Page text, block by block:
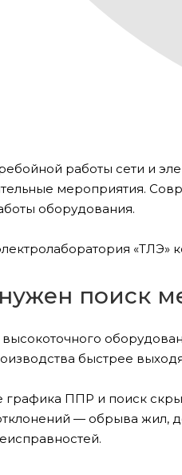
работы сети и
мероприятия.
оборудования.
поиск
быстрее
ППР и поиск
— обрыва жил,